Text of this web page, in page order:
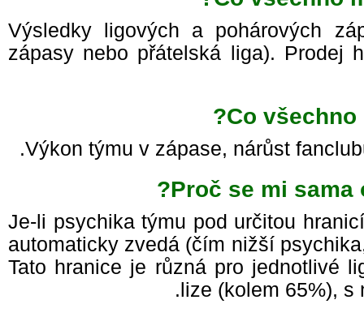
Výsledky ligových a pohárových
zápasy nebo přátelská liga).
Co
Výkon týmu v zápase, nárůst
Proč se mi
Je-li psychika týmu pod určitou
automaticky zvedá (čím nižší
Tato hranice je různá pro jednotlivé
lize (kolem 65%),